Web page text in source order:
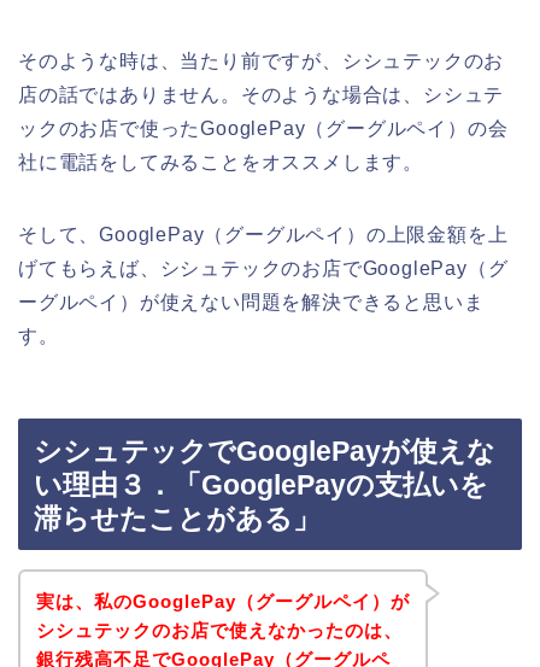
そのような時は、当たり前ですが、シシュテックのお
店の話ではありません。そのような場合は、シシュテ
ックのお店で使ったGooglePay（グーグルペイ）の会
社に電話をしてみることをオススメします。
そして、GooglePay（グーグルペイ）の上限金額を上
げてもらえば、シシュテックのお店でGooglePay（グ
ーグルペイ）が使えない問題を解決できると思いま
す。
シシュテックでGooglePayが使えな
い理由３．「GooglePayの支払いを
滞らせたことがある」
実は、私のGooglePay（グーグルペイ）が
シシュテックのお店で使えなかったのは、
銀行残高不足でGooglePay（グーグルペ